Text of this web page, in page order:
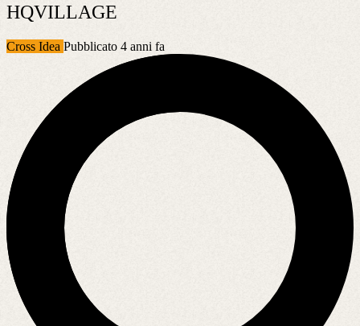
HQVILLAGE
Cross Idea Pubblicato 4 anni fa